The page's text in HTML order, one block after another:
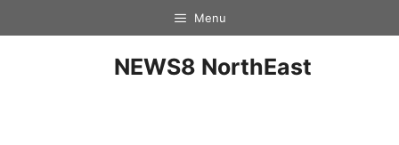
Menu
NEWS8 NorthEast